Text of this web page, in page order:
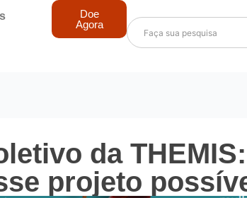
Doe
Agora
da
projeto